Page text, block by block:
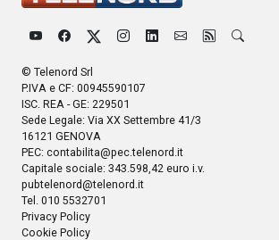
© Telenord Srl
P.IVA e CF: 00945590107
ISC. REA - GE: 229501
Sede Legale: Via XX Settembre 41/3
16121 GENOVA
PEC: contabilita@pec.telenord.it
Capitale sociale: 343.598,42 euro i.v.
pubtelenord@telenord.it
Tel. 010 5532701
Privacy Policy
Cookie Policy